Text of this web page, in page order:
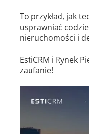
To przykład, jak
usprawniać
nieruchomości i
EstiCRM i Rynek
zaufanie!